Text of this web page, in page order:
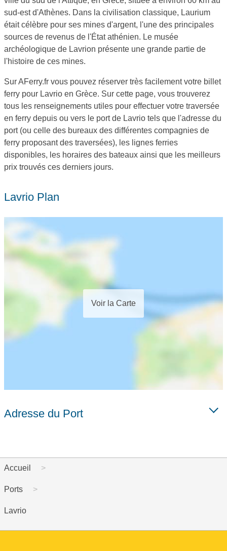
sud-est d'Athènes. Dans la civilisation classique, Laurium
était célèbre pour ses mines d'argent, l'une des principales
sources de revenus de l'État athénien. Le musée
archéologique de Lavrion présente une grande partie de
l'histoire de ces mines.
Sur AFerry.fr vous pouvez réserver très facilement votre billet
ferry pour Lavrio en Grèce. Sur cette page, vous trouverez
tous les renseignements utiles pour effectuer votre traversée
en ferry depuis ou vers le port de Lavrio tels que l'adresse du
port (ou celle des bureaux des différentes compagnies de
ferry proposant des traversées), les lignes ferries
disponibles, les horaires des bateaux ainsi que les meilleurs
prix trouvés ces derniers jours.
Lavrio Plan
Voir la Carte
Adresse du Port
Accueil
Ports
Lavrio